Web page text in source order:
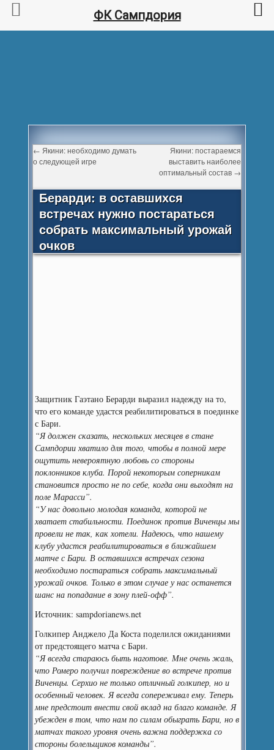
← Якини: необходимо думать
о следующей игре
Якини: постараемся
выставить наиболее
оптимальный состав →
Берарди: в оставшихся
встречах нужно постараться
собрать максимальный урожай
очков
Защитник Гаэтано Берарди выразил надежду на то,
что его команде удастся реабилитироваться в поединке
с Бари.
“Я должен сказать, нескольких месяцев в стане
Сампдории хватило для того, чтобы в полной мере
ощутить невероятную любовь со стороны
поклонников клуба. Порой некоторым соперникам
становится просто не по себе, когда они выходят на
поле Марасси”.
“У нас довольно молодая команда, которой не
хватает стабильности. Поединок против Виченцы мы
провели не так, как хотели. Надеюсь, что нашему
клубу удастся реабилитироваться в ближайшем
матче с Бари. В оставшихся встречах сезона
необходимо постараться собрать максимальный
урожай очков. Только в этом случае у нас останется
шанс на попадание в зону плей-офф”.
Источник: sampdorianews.net
Голкипер Анджело Да Коста поделился ожиданиями
от предстоящего матча с Бари.
“Я всегда стараюсь быть наготове. Мне очень жаль,
что Ромеро получил повреждение во встрече против
Виченцы. Серхио не только отличный голкипер, но и
особенный человек. Я всегда сопереживал ему. Теперь
мне предстоит внести свой вклад на благо команде. Я
убежден в том, что нам по силам обыграть Бари, но в
матчах такого уровня очень важна поддержка со
стороны болельщиков команды”.
ФК Сампдория